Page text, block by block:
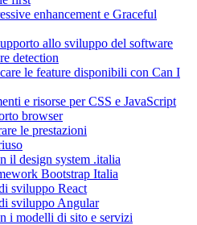
enhancement e Graceful
allo sviluppo del software
detection
le feature disponibili con Can I
e risorse per CSS e JavaScript
browser
le prestazioni
il design system .italia
Bootstrap Italia
sviluppo React
sviluppo Angular
i modelli di sito e servizi